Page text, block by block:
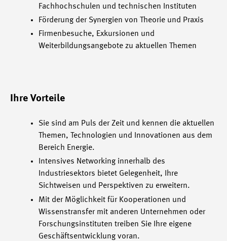
Fachhochschulen und technischen Instituten
Förderung der Synergien von Theorie und Praxis
Firmenbesuche, Exkursionen und
Weiterbildungsangebote zu aktuellen Themen
Ihre Vorteile
Sie sind am Puls der Zeit und kennen die aktuellen
Themen, Technologien und Innovationen aus dem
Bereich Energie.
Intensives Networking innerhalb des
Industriesektors bietet Gelegenheit, Ihre
Sichtweisen und Perspektiven zu erweitern.
Mit der Möglichkeit für Kooperationen und
Wissenstransfer mit anderen Unternehmen oder
Forschungsinstituten treiben Sie Ihre eigene
Geschäftsentwicklung voran.